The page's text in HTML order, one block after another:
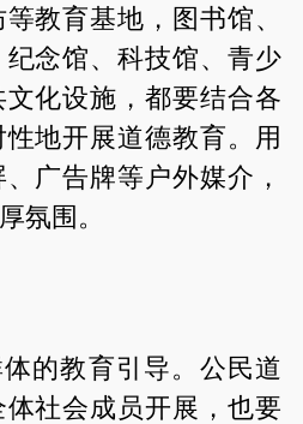
教育基地，图书馆、
念馆、科技馆、青少
化设施，都要结合各
地开展道德教育。用
广告牌等户外媒介，
氛围。
教育引导。公民道
社会成员开展，也要